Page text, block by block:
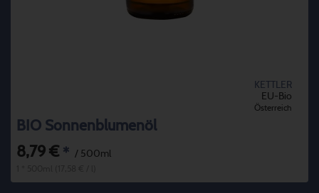
KETTLER
EU-Bio
Österreich
BIO Sonnenblumenöl
8,79 € * / 500ml